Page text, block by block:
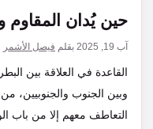
حين يُدان
آب 19, 2025 بقلم فيصل الأشمر
القاعدة في العلاقة بين
وبين الجنوب والجنوبيين،
التعاطف معهم إلا من باب